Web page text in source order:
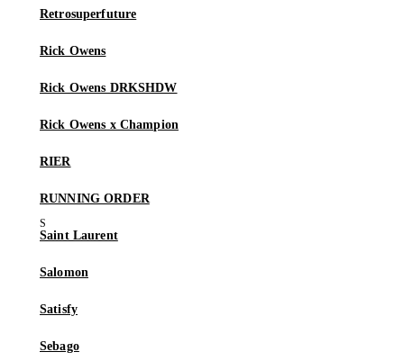
Retrosuperfuture
Rick Owens
Rick Owens DRKSHDW
Rick Owens x Champion
RIER
RUNNING ORDER
Saint Laurent
Salomon
Satisfy
Sebago